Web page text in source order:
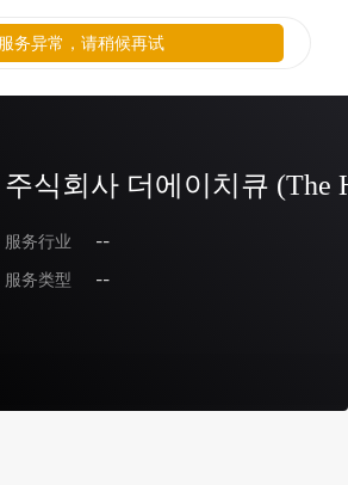
주식회사 더에이치큐 (The
服务行业
--
服务类型
--
服务异常，请稍候再试